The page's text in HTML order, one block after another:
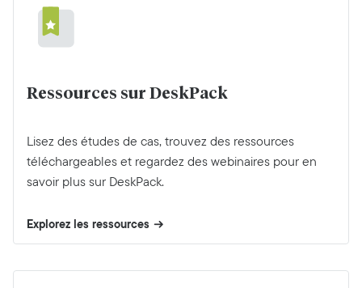
Ressources sur DeskPack
Lisez des études de cas, trouvez des ressources
téléchargeables et regardez des webinaires pour en
savoir plus sur DeskPack.
Explorez les ressources